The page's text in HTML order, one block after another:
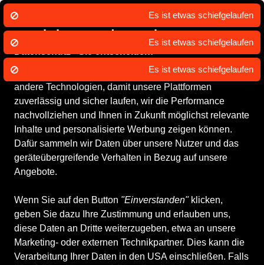
Wir nutzen Cookies um unsere Dienste
zu erbringen und zu verbessern.
SABU.de und unsere Partner nutzen Cookies und
andere Technologien, damit unsere Plattformen
zuverlässig und sicher laufen, wir die Performance
nachvollziehen und Ihnen in Zukunft möglichst relevante
Inhalte und personalisierte Werbung zeigen können.
Dafür sammeln wir Daten über unsere Nutzer und das
geräteübergreifende Verhalten in Bezug auf unsere
Angebote.
Wenn Sie auf den Button "Einverstanden"klicken,
geben Sie dazu Ihre Zustimmung und erlauben uns,
diese Daten an Dritte weiterzugeben, etwa an unsere
Marketing- oder externen Technikpartner. Dies kann die
Verarbeitung Ihrer Daten in den USA einschließen. Falls
Es ist etwas schiefgelaufen
Es ist etwas schiefgelaufen
Es ist etwas schiefgelaufen